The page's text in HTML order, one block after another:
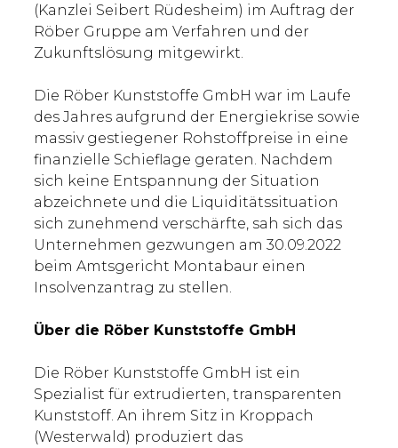
(Kanzlei Seibert Rüdesheim) im Auftrag der
Röber Gruppe am Verfahren und der
Zukunftslösung mitgewirkt.
Die Röber Kunststoffe GmbH war im Laufe
des Jahres aufgrund der Energiekrise sowie
massiv gestiegener Rohstoffpreise in eine
finanzielle Schieflage geraten. Nachdem
sich keine Entspannung der Situation
abzeichnete und die Liquiditätssituation
sich zunehmend verschärfte, sah sich das
Unternehmen gezwungen am 30.09.2022
beim Amtsgericht Montabaur einen
Insolvenzantrag zu stellen.
Über die Röber Kunststoffe GmbH
Die Röber Kunststoffe GmbH ist ein
Spezialist für extrudierten, transparenten
Kunststoff. An ihrem Sitz in Kroppach
(Westerwald) produziert das